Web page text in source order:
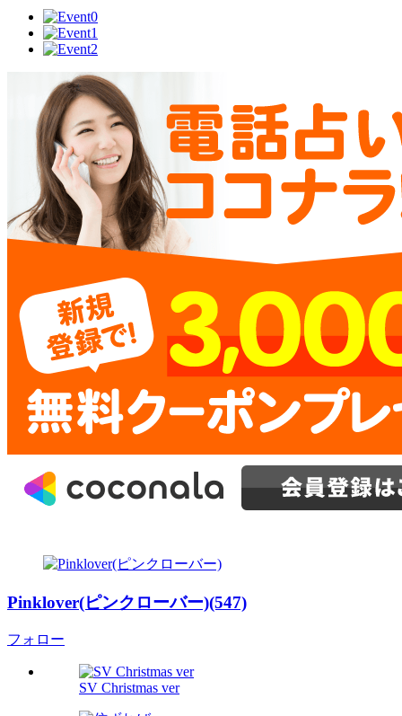
Pinklover(ピンクローバー)(547)
フォロー
SV Christmas ver